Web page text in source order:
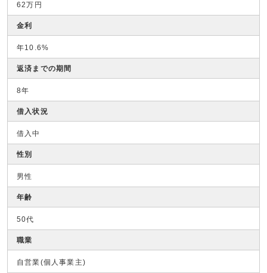
62万円
金利
年10.6%
返済までの期間
8年
借入状況
借入中
性別
男性
年齢
50代
職業
自営業(個人事業主)